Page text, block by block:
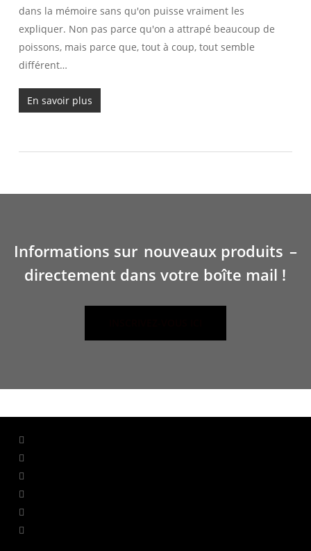
dans la mémoire sans qu'on puisse vraiment les
expliquer. Non pas parce qu'on a attrapé beaucoup de
poissons, mais parce que, tout à coup, tout semble
différent…
En savoir plus
Informations sur nouveaux produits –
directement dans votre boîte mail !
facebook
linkedin
youtube
instagram
WhatsApp
tiktok